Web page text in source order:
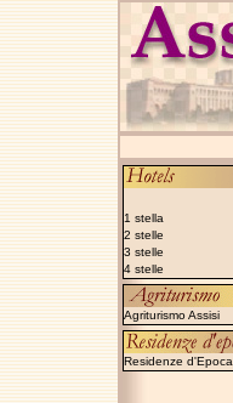
1 stella
2 stelle
3 stelle
4 stelle
Agriturismo Assisi
Residenze d'Epoca